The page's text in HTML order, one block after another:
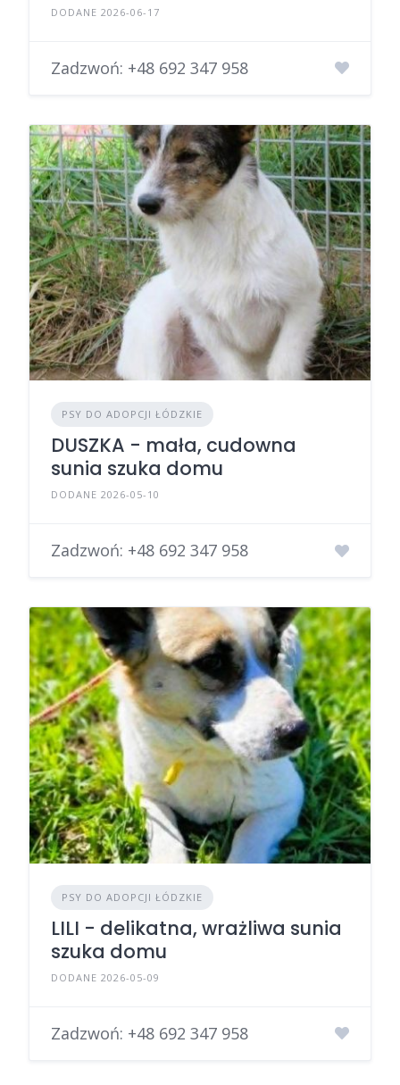
DODANE 2026-06-17
Zadzwoń: +48 692 347 958
PSY DO ADOPCJI ŁÓDZKIE
DUSZKA - mała, cudowna
sunia szuka domu
DODANE 2026-05-10
Zadzwoń: +48 692 347 958
PSY DO ADOPCJI ŁÓDZKIE
LILI - delikatna, wrażliwa sunia
szuka domu
DODANE 2026-05-09
Zadzwoń: +48 692 347 958